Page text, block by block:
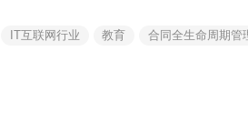
IT互联网行业 教育 合同全生命周期管